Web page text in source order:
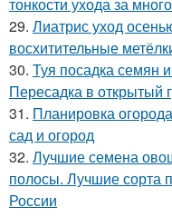
29. Лиатрис уход
восхитительные
30. Туя посадка семян
Пересадка в открытый
31. Планировка
сад и огород
32. Лучшие семена
полосы. Лучшие сорта
России